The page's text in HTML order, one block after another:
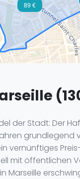
89 €
der Stadt: Der
grundlegend
vernünftiges
mit öffentlichen
Marseille